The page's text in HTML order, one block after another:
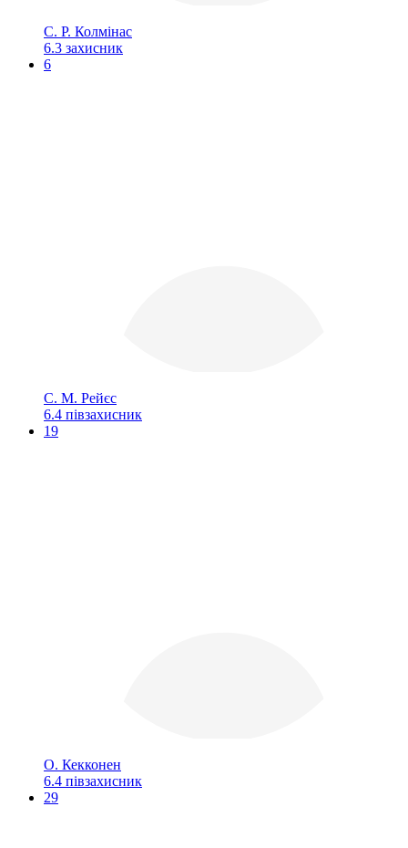
С. Р. Колмінас
6.3 захисник
6
С. М. Рейєс
6.4 півзахисник
19
О. Кекконен
6.4 півзахисник
29